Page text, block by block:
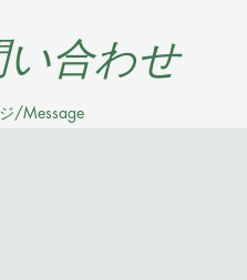
合わせ
/Message